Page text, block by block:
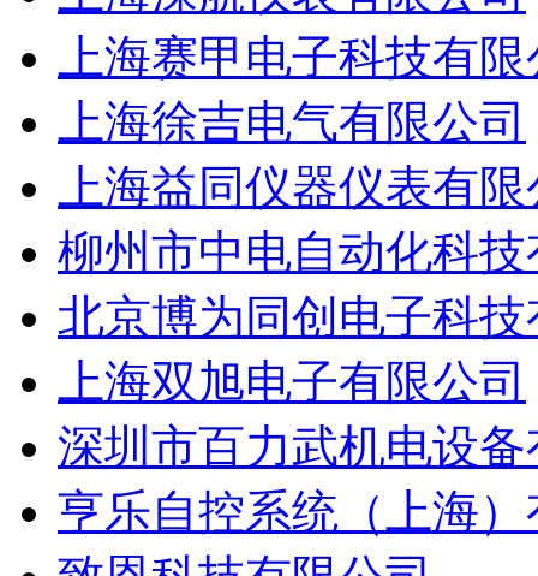
上海赛甲电子科技有
上海徐吉电气有限公司
上海益同仪器仪表有
柳州市中电自动化科
北京博为同创电子科
上海双旭电子有限公司
深圳市百力武机电设
亨乐自控系统（上海